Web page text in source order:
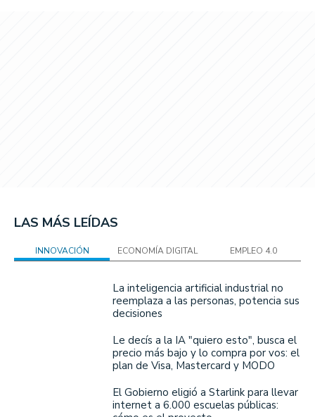
LAS MÁS LEÍDAS
INNOVACIÓN ECONOMÍA DIGITAL EMPLEO 4.0
La inteligencia artificial industrial no
reemplaza a las personas, potencia sus
decisiones
Le decís a la IA "quiero esto", busca el
precio más bajo y lo compra por vos: el
plan de Visa, Mastercard y MODO
El Gobierno eligió a Starlink para llevar
internet a 6.000 escuelas públicas: